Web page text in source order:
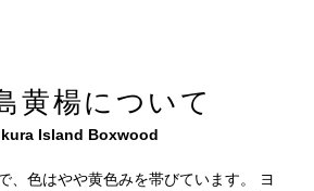
黄楊について
Island Boxwood
、色はやや黄色みを帯びています。
ヨ